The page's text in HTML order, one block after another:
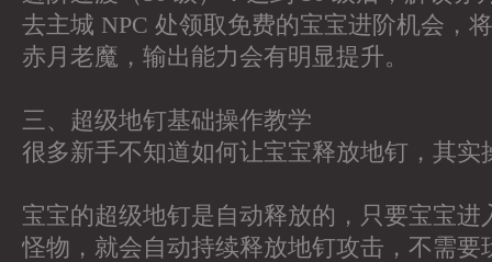
去主城 NPC 处领取免费的宝宝进阶机会，
赤月老魔，输出能力会有明显提升。
三、超级地钉基础操作教学
很多新手不知道如何让宝宝释放地钉，其实
宝宝的超级地钉是自动释放的，只要宝宝进
怪物，就会自动持续释放地钉攻击，不需要